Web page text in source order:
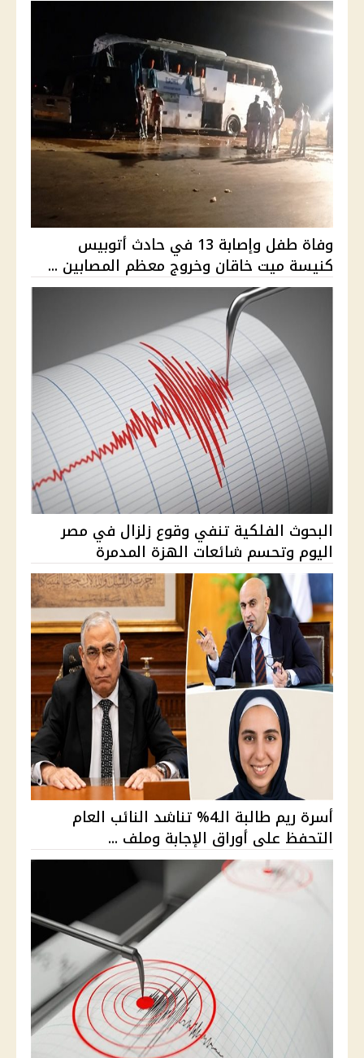
وفاة طفل وإصابة 13 في حادث أتوبيس
كنيسة ميت خاقان وخروج معظم المصابين ...
البحوث الفلكية تنفي وقوع زلزال في مصر
اليوم وتحسم شائعات الهزة المدمرة
أسرة ريم طالبة الـ4% تناشد النائب العام
التحفظ على أوراق الإجابة وملف ...